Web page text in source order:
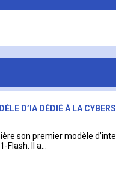
D’IA DÉDIÉ À LA
son premier modèle
Il a...